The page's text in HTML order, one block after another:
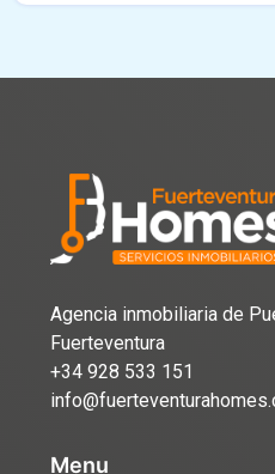
Agencia inmobiliaria de
Fuerteventura
+34 928 533 151
Menu